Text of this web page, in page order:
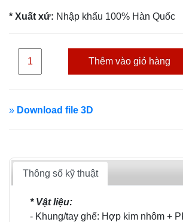
* Xuất xứ: Nhập khẩu 100% Hàn Quốc
Thêm vào giỏ hàng
» Download file 3D
Thông số kỹ thuật
* Vật liệu:
- Khung/tay ghế: Hợp kim nhôm +